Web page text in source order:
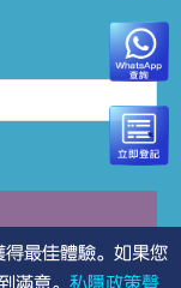
最佳體驗。如果您
滿意。 私隱政策聲